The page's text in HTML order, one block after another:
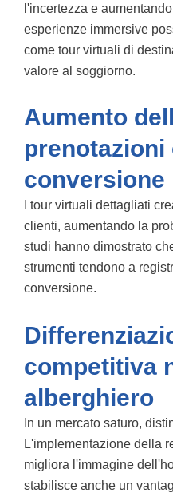
l'incertezza e
esperienze immersive
come tour virtuali di
valore al soggiorno.
Aumento
prenotazioni
conversione
I tour virtuali dettagliati
clienti, aumentando la
studi hanno dimostrato
strumenti tendono a
conversione.
competitiva
alberghiero
In un mercato saturo,
L'implementazione della
migliora l'immagine
stabilisce anche un